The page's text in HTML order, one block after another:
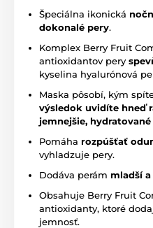
Špeciálna ikonická
dokonalé pery.
Komplex Berry Fruit
antioxidantov pery
kyselina hyalurónová
Maska pôsobí, kým
výsledok uvidíte hneď
jemnejšie, hydratované
Pomáha rozpúšťať
vyhladzuje pery.
Dodáva perám mladší
Obsahuje Berry Fruit
antioxidanty, ktoré
jemnosť.